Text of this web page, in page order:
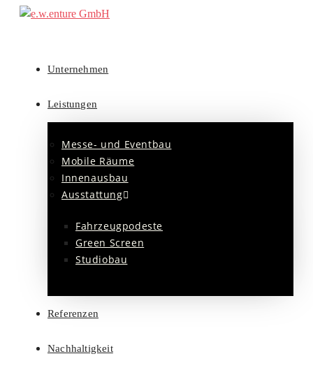
Unternehmen
Leistungen
Messe- und Eventbau
Mobile Räume
Innenausbau
Ausstattung
Fahrzeugpodeste
Green Screen
Studiobau
Referenzen
Nachhaltigkeit